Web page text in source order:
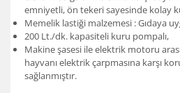
emniyetli, ön tekeri sayesinde kolay
Memelik lastiği malzemesi : Gıdaya
200 Lt./dk. kapasiteli kuru pompalı,
Makine şasesi ile elektrik motoru
hayvanı elektrik çarpmasına karşı
sağlanmıştır.